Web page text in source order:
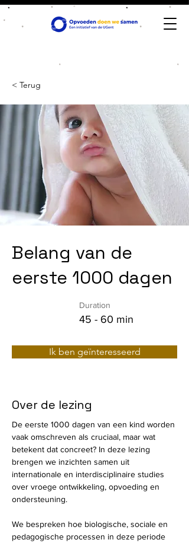
< Terug
Belang van de
eerste 1000 dagen
Duration
45 - 60 min
Ik ben geïnteresseerd
Over de lezing
De eerste 1000 dagen van een kind worden
vaak omschreven als cruciaal, maar wat
betekent dat concreet? In deze lezing
brengen we inzichten samen uit
internationale en interdisciplinaire studies
over vroege ontwikkeling, opvoeding en
ondersteuning.
We bespreken hoe biologische, sociale en
pedagogische processen in deze periode